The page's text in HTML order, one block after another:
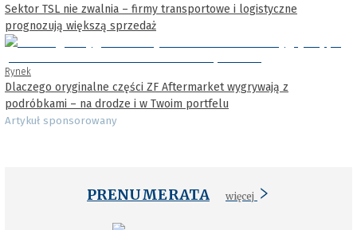
Sektor TSL nie zwalnia – firmy transportowe i logistyczne
prognozują większą sprzedaż
Rynek
Dlaczego oryginalne części ZF Aftermarket wygrywają z
podróbkami – na drodze i w Twoim portfelu
Artykuł sponsorowany
PRENUMERATA więcej